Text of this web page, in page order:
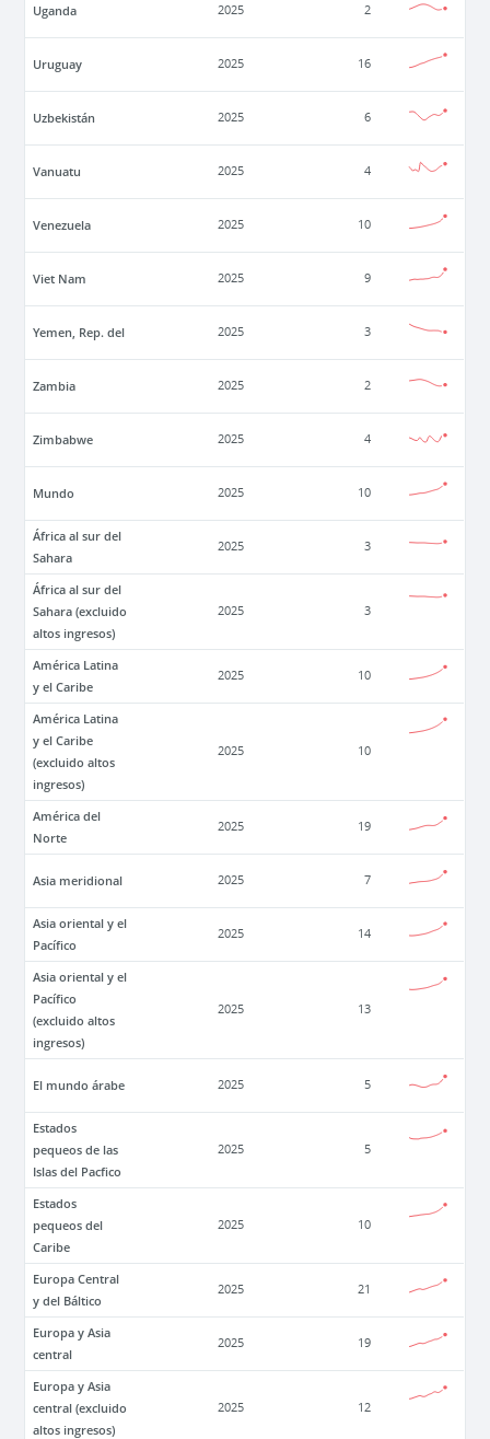
Uganda 2025 2
Uruguay 2025 16
Uzbekistán 2025 6
Vanuatu 2025 4
Venezuela 2025 10
Viet Nam 2025 9
Yemen, Rep. del 2025 3
Zambia 2025 2
Zimbabwe 2025 4
Mundo 2025 10
África al sur del
Sahara
2025 3
África al sur del
Sahara (excluido
altos ingresos)
2025 3
América Latina
y el Caribe
2025 10
América Latina
y el Caribe
(excluido altos
ingresos)
2025 10
América del
Norte
2025 19
Asia meridional 2025 7
Asia oriental y el
Pacífico
2025 14
Asia oriental y el
Pacífico
(excluido altos
ingresos)
2025 13
El mundo árabe 2025 5
Estados
pequeos de las
Islas del Pacfico
2025 5
Estados
pequeos del
Caribe
2025 10
Europa Central
y del Báltico
2025 21
Europa y Asia
central
2025 19
Europa y Asia
central (excluido
altos ingresos)
2025 12